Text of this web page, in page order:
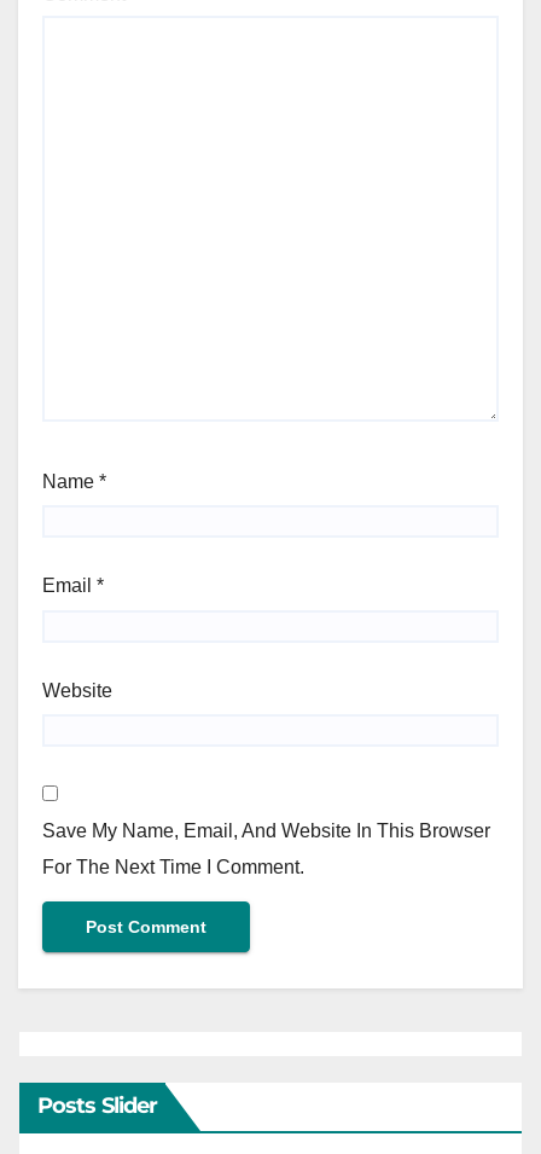
Name *
Email *
Website
Save My Name, Email, And Website In This Browser
For The Next Time I Comment.
Posts Slider